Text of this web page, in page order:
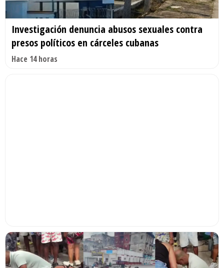
Investigación denuncia abusos sexuales contra
presos políticos en cárceles cubanas
Hace 14 horas